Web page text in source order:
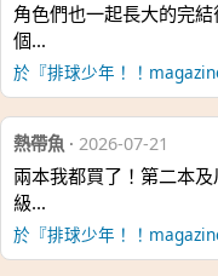
角色們也一起長大的完
個…
於『排球少年！！
熱帶魚 · 2026-07-21
兩本我都買了！第二本
級…
於『排球少年！！